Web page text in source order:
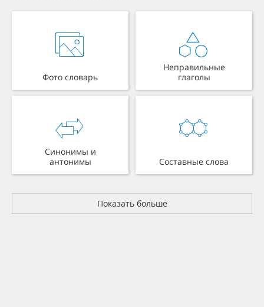
Фото словарь
Неправильные
глаголы
Синонимы и
антонимы
Составные слова
Показать больше